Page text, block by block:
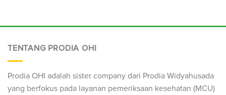
TENTANG PRODIA OHI
Prodia OHI adalah sister company dari Prodia Widyahusada
yang berfokus pada layanan pemeriksaan kesehatan (MCU)